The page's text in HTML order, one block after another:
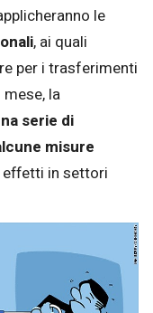
le
, ai quali
per i trasferimenti
la
serie di
misure
in settori